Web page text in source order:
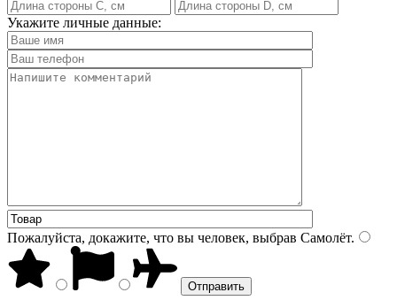
Укажите личные данные:
Пожалуйста, докажите, что вы человек, выбрав Самолёт.